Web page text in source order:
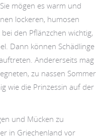
mögen es warm und
lockeren, humosen
den Pflänzchen wichtig,
Dann können Schädlinge
Andererseits mag
zu nassen Sommer
wie die Prinzessin auf der
und Mücken zu
in Griechenland vor